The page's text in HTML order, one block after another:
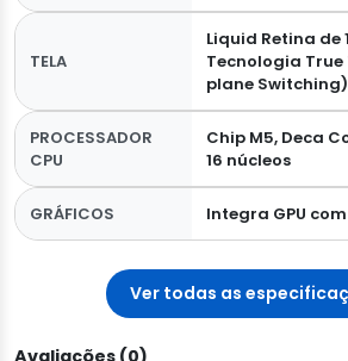
TELA
Liquid Retina de
Tecnologia True
plane Switching)
PROCESSADOR
CPU
Chip M5, Deca
16 núcleos
GRÁFICOS Integra GPU
Ver todas as